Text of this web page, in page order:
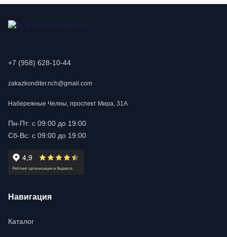
+7 (958) 628-10-44
zakazkonditer.nch@gmail.com
Набережные Челны, проспект Мира, 31А
Пн-Пт: с 09:00 до 19:00
Сб-Вс: с 09:00 до 19:00
Навигация
Каталог